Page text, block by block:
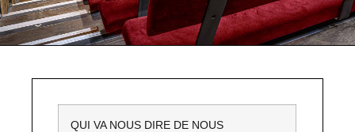
QUI VA NOUS DIRE DE NOUS